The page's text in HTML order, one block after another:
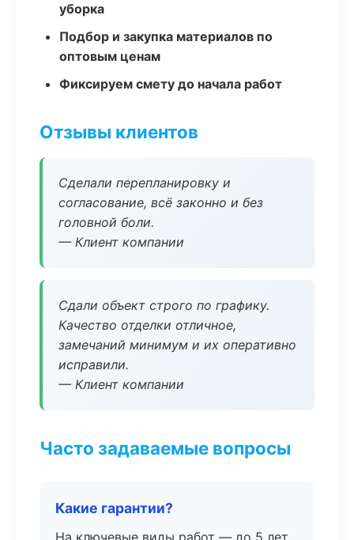
уборка
Подбор и закупка материалов по
оптовым ценам
Фиксируем смету до начала работ
Отзывы клиентов
Сделали перепланировку и
согласование, всё законно и без
головной боли.
— Клиент компании
Сдали объект строго по графику.
Качество отделки отличное,
замечаний минимум и их оперативно
исправили.
— Клиент компании
Часто задаваемые вопросы
Какие гарантии?
На ключевые виды работ — до 5 лет.